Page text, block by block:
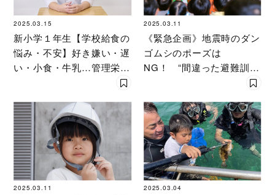
2025.03.15
新小学１年生【学校給食の
悩み・不安】好き嫌い・遅
い・小食・牛乳…管理栄養
2025.03.11
《緊急企画》地震時のダン
ゴムシのポーズは
NG！ “間違った避難訓
練”で子どもを犠牲者にし
ととは？
2025.03.11 2025.03.04